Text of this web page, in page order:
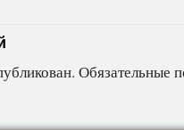
Обязательные